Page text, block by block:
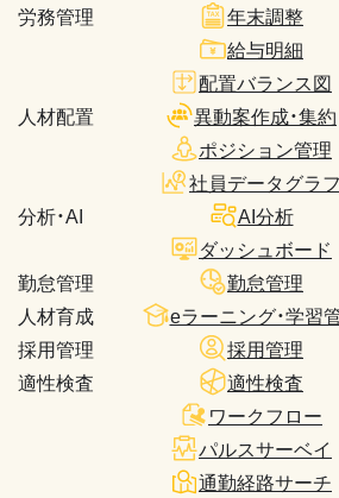
労務管理
年末調整
給与明細
人材配置
配置バランス図
異動案作成・集約
ポジション管理
分析・AI
社員データグラフ
AI分析
ダッシュボード
勤怠管理
勤怠管理
人材育成
eラーニング・学習
採用管理
採用管理
適性検査
適性検査
ワークフロー
パルスサーベイ
通勤経路サーチ